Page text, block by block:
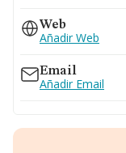
Web
Añadir Web
Email
Añadir Email